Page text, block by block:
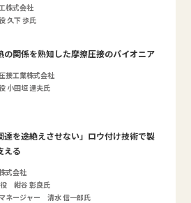
株式会社
久下 歩氏
の関係を熟知した摩擦圧接のパイオニア
接工業株式会社
小田垣 達夫氏
達を途絶えさせない」ロウ付け技術で製
える
式会社
紺谷 彰良氏
ネージャー 清水 信一郎氏